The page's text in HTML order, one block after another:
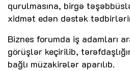
qurulmasına, birgə
xidmət edən dəstək
Biznes forumda iş adamları
görüşlər keçirilib,
bağlı müzakirələr aparılıb.